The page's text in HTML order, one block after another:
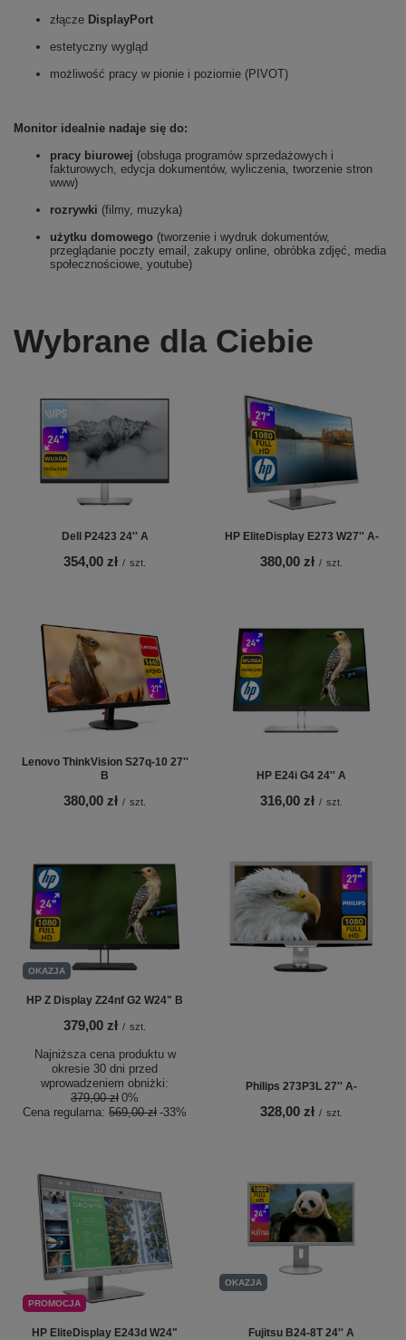
złącze DisplayPort
estetyczny wygląd
możliwość pracy w pionie i poziomie (PIVOT)
Monitor idealnie nadaje się do:
pracy biurowej (obsługa programów sprzedażowych i
fakturowych, edycja dokumentów, wyliczenia, tworzenie stron
www)
rozrywki (filmy, muzyka)
użytku domowego (tworzenie i wydruk dokumentów,
przeglądanie poczty email, zakupy online, obróbka zdjęć, media
społecznościowe, youtube)
Wybrane dla Ciebie
Dell P2423 24'' A
354,00 zł / szt.
HP EliteDisplay E273 W27'' A-
380,00 zł / szt.
Lenovo ThinkVision S27q-10 27''
B
380,00 zł / szt.
HP E24i G4 24'' A
316,00 zł / szt.
OKAZJA
HP Z Display Z24nf G2 W24" B
379,00 zł / szt.
Najniższa cena produktu w
okresie 30 dni przed
wprowadzeniem obniżki:
379,00 zł 0%
Cena regularna: 569,00 zł -33%
Philips 273P3L 27'' A-
328,00 zł / szt.
PROMOCJA
HP EliteDisplay E243d W24"
OKAZJA
Fujitsu B24-8T 24'' A